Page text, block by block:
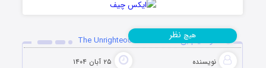
دانلود فیلم بی‌‌صداقت The Unrighteous 2024
نویسنده ۲۵ آبان ۱۴۰۴
هیچ نظر